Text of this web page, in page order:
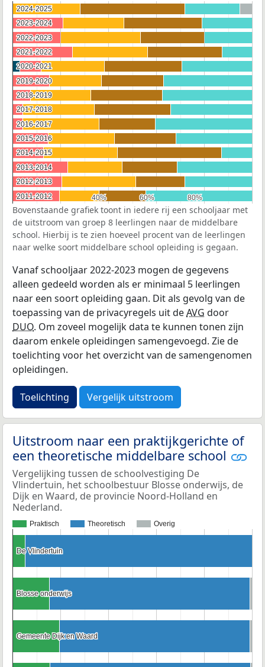
40%
40% 60%
60% 80%
80%
2024-2025
2024-2025
2023-2024
2023-2024
2022-2023
2022-2023
2021-2022
2021-2022
2020-2021
2020-2021
2019-2020
2019-2020
2018-2019
2018-2019
2017-2018
2017-2018
2016-2017
2016-2017
2015-2016
2015-2016
2014-2015
2014-2015
2013-2014
2013-2014
2012-2013
2012-2013
2011-2012
2011-2012
Bovenstaande grafiek toont in iedere rij een schooljaar met
de uitstroom van groep 8 leerlingen naar de middelbare
school. Hierbij is te zien hoeveel procent van de leerlingen
naar welke soort middelbare school opleiding is gegaan.
Vanaf schooljaar 2022-2023 mogen de gegevens
alleen gedeeld worden als er minimaal 5 leerlingen
naar een soort opleiding gaan. Dit als gevolg van de
toepassing van de privacyregels uit deAVG door
DUO. Om zoveel mogelijk data te kunnen tonen zijn
daarom enkele opleidingen samengevoegd. Zie de
toelichting voor het overzicht van de samengenomen
opleidingen.
Toelichting Vergelijk uitstroom
Uitstroom naar een praktijkgerichte of
een theoretische middelbare school
Vergelijking tussen de schoolvestiging De
Vlindertuin, het schoolbestuur Blosse onderwijs, de
Dijk en Waard, de provincie Noord-Holland en
Nederland.
Praktisch Theoretisch Overig
De Vlindertuin
De Vlindertuin
Blosse onderwijs
Blosse onderwijs
Gemeente Dijk en Waard
Gemeente Dijk en Waard